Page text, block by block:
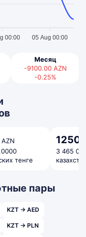
00:00 05 Aug 00:00
Месяц
-9100.00 AZN
-0.25%
AZN
тенге
3 465
пары
KZT → AED
KZT → PLN